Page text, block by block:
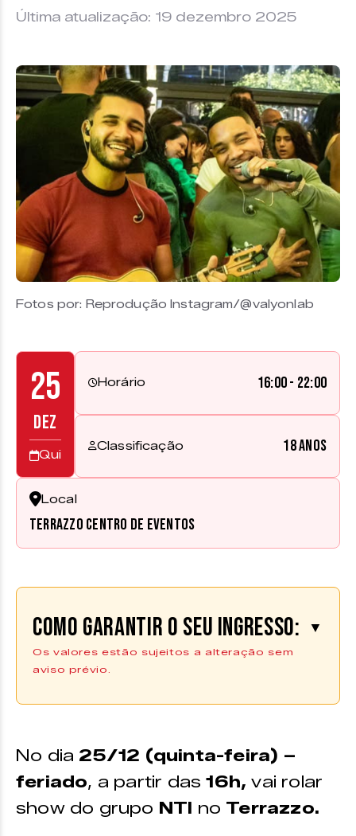
Última atualização: 19 dezembro 2025
Fotos por: Reprodução Instagram/@valyonlab
25
DEZ
Qui
Horário 16:00 - 22:00
Classificação 18 anos
Local
Terrazzo Centro de Eventos
Como garantir o seu ingresso: ▼
Os valores estão sujeitos a alteração sem
aviso prévio.
Compre Aqui
pela plataforma daUniticket.
No dia 25/12 (quinta-feira) –
feriado, a partir das16h, vai rolar
show do grupo NTI no Terrazzo.